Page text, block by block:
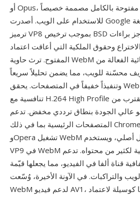
أو Opus، مما ينشئ حزمة وسائط مفتوحة بالكامل مصممة خصيصاً
للاستخدام على الويب. أصدرت Google صيغة WebM إلى جانب
ترميز VP8 بموجب ترخيص BSD المتساهل، مما أزال حواجز براءات
الاختراع وحقوق الملكية التي أعاقت اعتماد H.264 لفيديو الويب
المفتوح. ترث حاوية WebM البنية الثنائية الفعالة من Matroska مع
محسّنة للويب، مما يضمن تحليلاً سريعاً
وتنفيذاً خفيفاً في المتصفحات. يحقق WebM مع VP9 كفاءة ضغط
عالي الجودة بنطاق ترددي مخفض. تدعم
المتصفحات الرئيسية بما في ذلك Chrome وFirefox وEdge
وOpera تشغيل WebM بشكل أصلي، ويستخدم YouTube ترميز
VP9 في WebM كصيغة توصيل أساسية لكثير من محتواه. تدعم
قناة ألفا في الفيديو، مما يجعلها قيّمة
والتراكبات. في الآونة الأخيرة، وُسّعت
WebM لدعم فيديو AV1، مواصلةً تطورها كوسيلة لاعتماد